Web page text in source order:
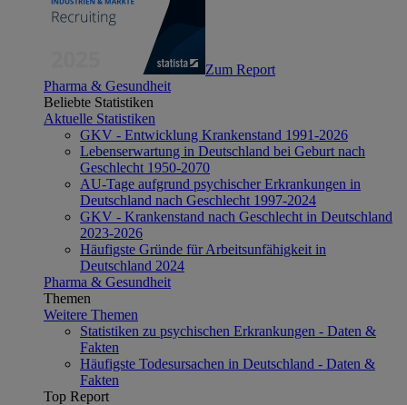
Zum Report
Pharma & Gesundheit
Beliebte Statistiken
Aktuelle Statistiken
GKV - Entwicklung Krankenstand 1991-2026
Lebenserwartung in Deutschland bei Geburt nach
Geschlecht 1950-2070
AU-Tage aufgrund psychischer Erkrankungen in
Deutschland nach Geschlecht 1997-2024
GKV - Krankenstand nach Geschlecht in Deutschland
2023-2026
Häufigste Gründe für Arbeitsunfähigkeit in
Deutschland 2024
Pharma & Gesundheit
Themen
Weitere Themen
Statistiken zu psychischen Erkrankungen - Daten &
Fakten
Häufigste Todesursachen in Deutschland - Daten &
Fakten
Top Report